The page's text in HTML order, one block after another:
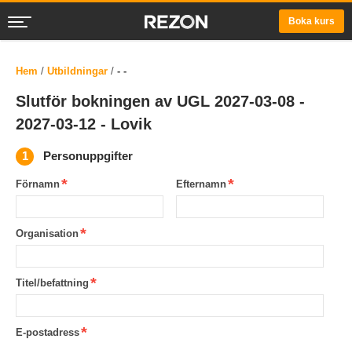
Boka kurs
Hem / Utbildningar / - -
Slutför bokningen av UGL 2027-03-08 -
2027-03-12 - Lovik
Personuppgifter
Förnamn Efternamn
Organisation
Titel/befattning
E-postadress